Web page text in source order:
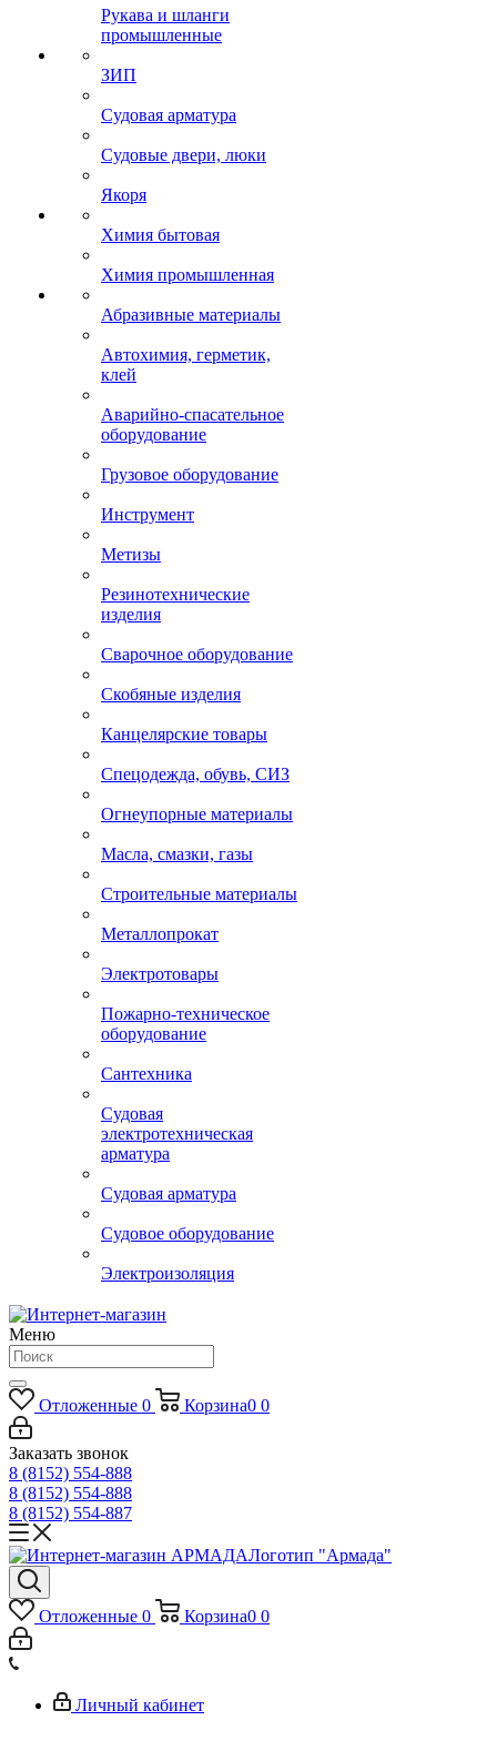
Рукава и шланги
промышленные
ЗИП
Судовая арматура
Судовые двери, люки
Якоря
Химия бытовая
Химия промышленная
Абразивные материалы
Автохимия, герметик,
клей
Аварийно-спасательное
оборудование
Грузовое оборудование
Инструмент
Метизы
Резинотехнические
изделия
Сварочное оборудование
Скобяные изделия
Канцелярские товары
Спецодежда, обувь, СИЗ
Огнеупорные материалы
Масла, смазки, газы
Строительные материалы
Металлопрокат
Электротовары
Пожарно-техническое
оборудование
Сантехника
Судовая
электротехническая
арматура
Судовая арматура
Судовое оборудование
Электроизоляция
Меню
Отложенные 0 Корзина0 0
Заказать звонок
8 (8152) 554-888
8 (8152) 554-888
8 (8152) 554-887
Логотип "Армада"
Отложенные 0 Корзина0 0
Личный кабинет